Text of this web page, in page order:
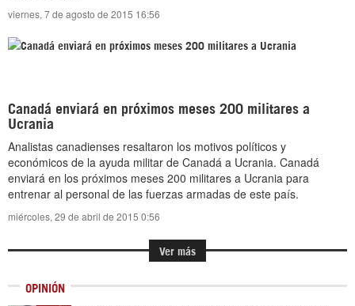
viernes, 7 de agosto de 2015 16:56
Canadá enviará en próximos meses 200 militares a
Ucrania
Analistas canadienses resaltaron los motivos políticos y
económicos de la ayuda militar de Canadá a Ucrania. Canadá
enviará en los próximos meses 200 militares a Ucrania para
entrenar al personal de las fuerzas armadas de este país.
miércoles, 29 de abril de 2015 0:56
Ver más
OPINIÓN